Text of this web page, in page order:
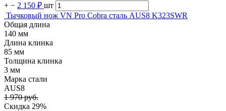
+ − 2 150 ₽ шт
Тычковый нож VN Pro Cobra сталь AUS8 K323SWR
Общая длина
140 мм
Длина клинка
85 мм
Толщина клинка
3 мм
Марка стали
AUS8
1 970 руб.
Скидка 29%